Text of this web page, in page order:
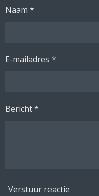
Naam *
E-mailadres *
Bericht *
Verstuur reactie